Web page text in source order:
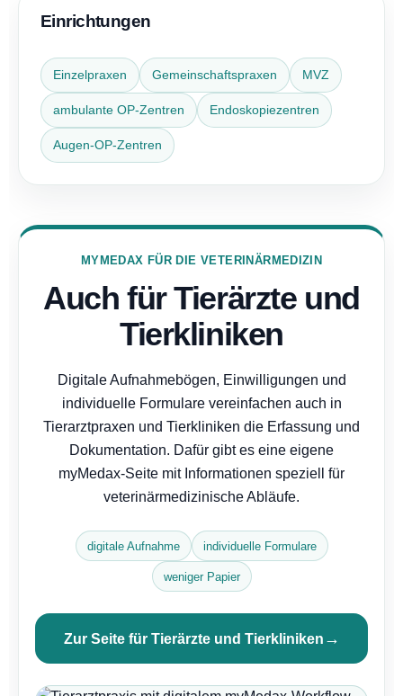
Einrichtungen
Einzelpraxen Gemeinschaftspraxen MVZ
ambulante OP-Zentren Endoskopiezentren
Augen-OP-Zentren
MYMEDAX FÜR DIE VETERINÄRMEDIZIN
Auch für Tierärzte und
Tierkliniken
Digitale Aufnahmebögen, Einwilligungen und
individuelle Formulare vereinfachen auch in
Tierarztpraxen und Tierkliniken die Erfassung und
Dokumentation. Dafür gibt es eine eigene
myMedax-Seite mit Informationen speziell für
veterinärmedizinische Abläufe.
digitale Aufnahme individuelle Formulare
weniger Papier
Zur Seite für Tierärzte und Tierkliniken →